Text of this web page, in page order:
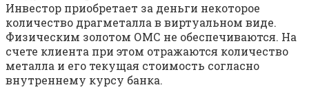
Инвестор приобретает за деньги некоторое
количество драгметалла в виртуальном виде.
Физическим золотом ОМС не обеспечиваются. На
счете клиента при этом отражаются количество
металла и его текущая стоимость согласно
внутреннему курсу банка.